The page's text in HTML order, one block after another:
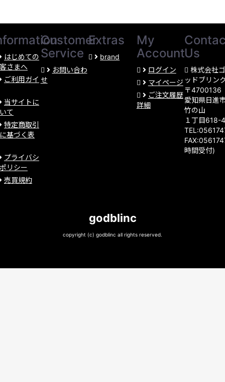
はじめての
さまへ
ご利用ガイ
当サイトに
て
特定商取引
基づく表
プライバシ
リシー
売買規約
Customer
Service
お問い合わ
せ
Extras
brand
My
Account
ログイン
マイページ
ご注文履歴
詳細
Us
株式会社
ッドブリン
〒4700136
愛知県日進
竹の山
１丁目618-
時間受付)
godblinc
copyright (c) godblinc all rights reserved.